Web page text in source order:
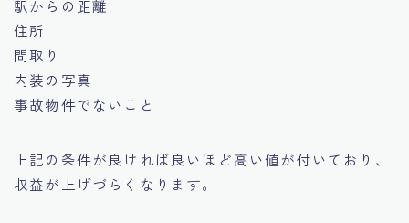
駅からの距離
住所
間取り
内装の写真
事故物件でないこと
上記の条件が良ければ良いほど高い値が付いており、
収益が上げづらくなります。